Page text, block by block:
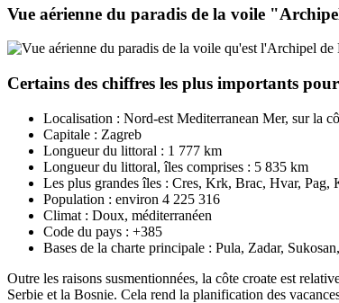
Vue aérienne du paradis de la voile
Certains des chiffres les plus importants
Localisation : Nord-est Mediterranean Mer, sur la
Capitale : Zagreb
Longueur du littoral : 1 777 km
Longueur du littoral, îles comprises : 5 835 km
Les plus grandes îles : Cres, Krk, Brac, Hvar,
Population : environ 4 225 316
Climat : Doux, méditerranéen
Code du pays : +385
Bases de la charte principale : Pula, Zadar,
Outre les raisons susmentionnées, la côte croate est
Serbie et la Bosnie. Cela rend la planification des